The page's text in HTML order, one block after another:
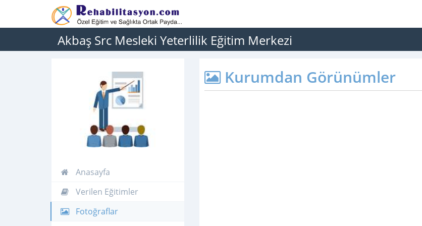
Akbaş Src Mesleki Yeterlilik Eğitim Merkezi
Anasayfa
Verilen Eğitimler
Fotoğraflar
Kurumdan Görünümler